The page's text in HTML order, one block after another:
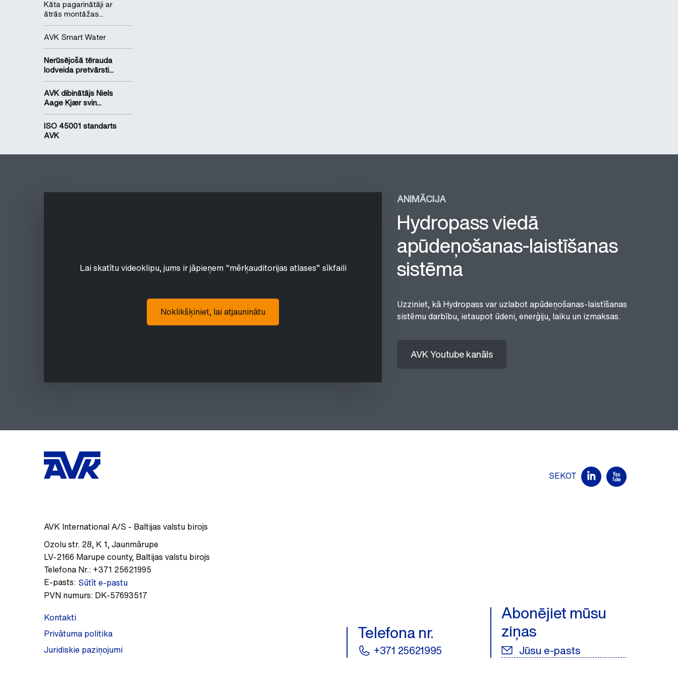
Kāta pagarinātāji ar
ātrās montāžas...
AVK Smart Water
Nerūsējošā tērauda
lodveida pretvārsti...
AVK dibinātājs Niels
Aage Kjær svin...
ISO 45001 standarts
AVK
Lai skatītu videoklipu, jums ir jāpieņem “mērķauditorijas atlases” sīkfaili
Noklikšķiniet, lai atjauninātu
ANIMĀCIJA
Hydropass viedā
apūdeņošanas-laistīšanas
sistēma
Uzziniet, kā Hydropass var uzlabot apūdeņošanas-laistīšanas
sistēmu darbību, ietaupot ūdeni, enerģiju, laiku un izmaksas.
AVK Youtube kanāls
AVK International A/S - Baltijas valstu birojs
Ozolu str. 28, K 1,Jaunmārupe
LV-2166 Marupe county, Baltijas valstu birojs
Telefona Nr.: +371 25621995
E-pasts: Sūtīt e-pastu
PVN numurs: DK-57693517
Kontakti
Privātuma politika
Juridiskie paziņojumi
SEKOT
Telefona nr.
+371 25621995
Abonējiet mūsu
ziņas
Jūsu e-pasts